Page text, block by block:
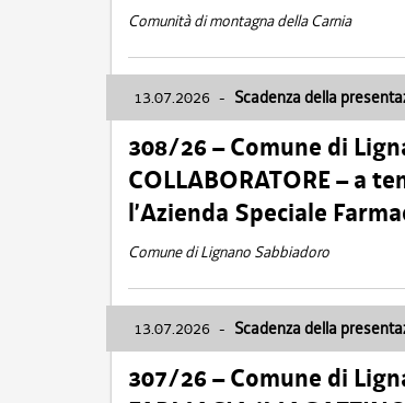
Comunità di montagna della Carnia
13.07.2026 - Scadenza della
308/26 – Comune di
COLLABORATORE – a
l’Azienda Speciale
Comune di Lignano Sabbiadoro
13.07.2026 - Scadenza della
307/26 – Comune di